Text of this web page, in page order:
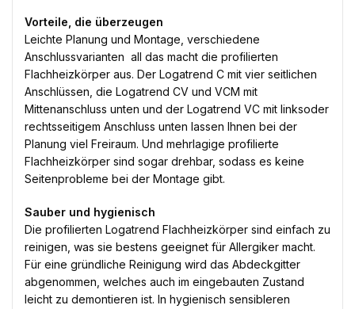
Vorteile, die überzeugen
Leichte Planung und Montage, verschiedene
Anschlussvarianten  all das macht die profilierten
Flachheizkörper aus. Der Logatrend C mit vier seitlichen
Anschlüssen, die Logatrend CV und VCM mit
Mittenanschluss unten und der Logatrend VC mit linksoder
rechtsseitigem Anschluss unten lassen Ihnen bei der
Planung viel Freiraum. Und mehrlagige profilierte
Flachheizkörper sind sogar drehbar, sodass es keine
Seitenprobleme bei der Montage gibt.
Sauber und hygienisch
Die profilierten Logatrend Flachheizkörper sind einfach zu
reinigen, was sie bestens geeignet für Allergiker macht.
Für eine gründliche Reinigung wird das Abdeckgitter
abgenommen, welches auch im eingebauten Zustand
leicht zu demontieren ist. In hygienisch sensibleren